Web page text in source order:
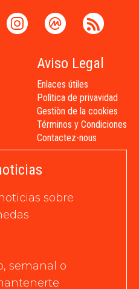
Aviso Legal
Enlaces útiles
Polìtica de privavidad
Gestiòn de la cookies
Términos y Condiciones
Contactez-nous
sobre
semanal o